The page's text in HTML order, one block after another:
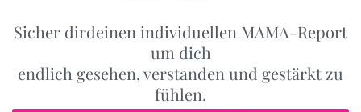
Sicher dirdeinen individuellen MAMA-Report
um dich
endlich gesehen, verstanden und gestärkt zu
fühlen.